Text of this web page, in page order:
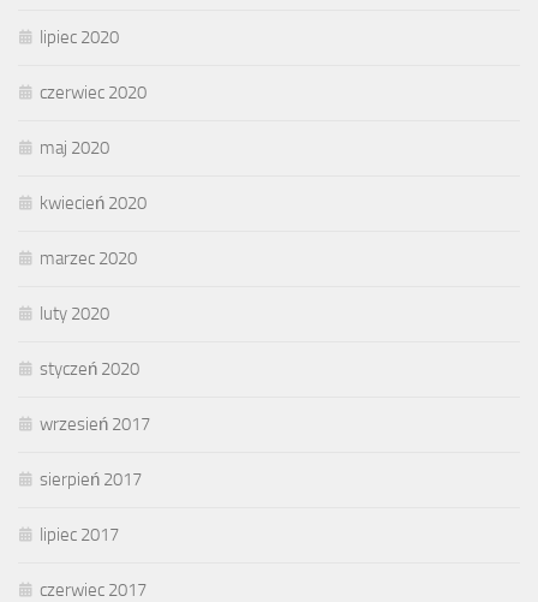
lipiec 2020
czerwiec 2020
maj 2020
kwiecień 2020
marzec 2020
luty 2020
styczeń 2020
wrzesień 2017
sierpień 2017
lipiec 2017
czerwiec 2017